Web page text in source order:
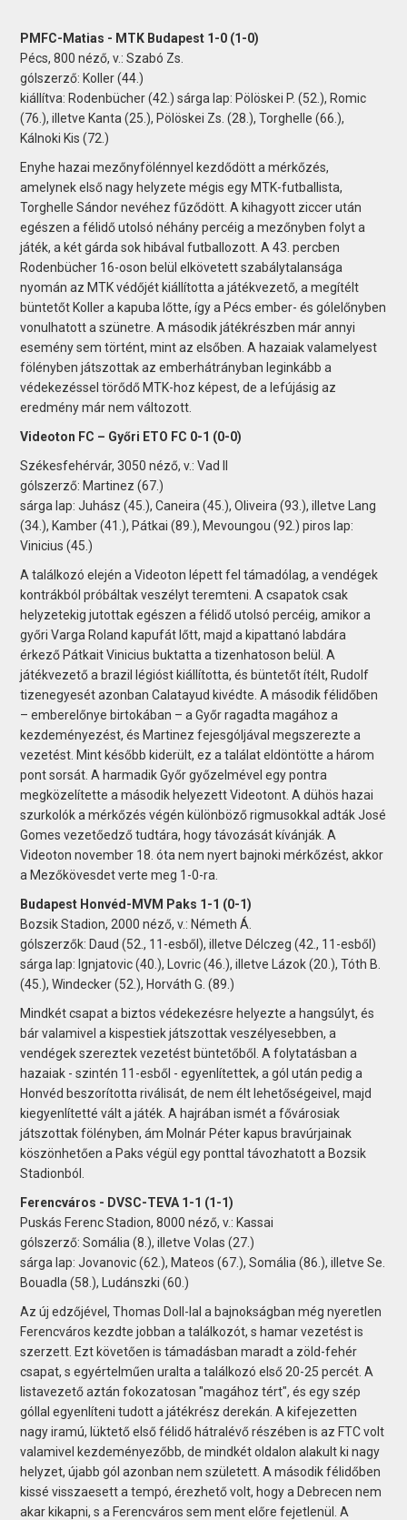
PMFC-Matias - MTK Budapest 1-0 (1-0)
Pécs, 800 néző, v.: Szabó Zs.
gólszerző: Koller (44.)
kiállítva: Rodenbücher (42.) sárga lap: Pölöskei P. (52.), Romic
(76.), illetve Kanta (25.), Pölöskei Zs. (28.), Torghelle (66.),
Kálnoki Kis (72.)
Enyhe hazai mezőnyfölénnyel kezdődött a mérkőzés,
amelynek első nagy helyzete mégis egy MTK-futballista,
Torghelle Sándor nevéhez fűződött. A kihagyott ziccer után
egészen a félidő utolsó néhány percéig a mezőnyben folyt a
játék, a két gárda sok hibával futballozott. A 43. percben
Rodenbücher 16-oson belül elkövetett szabálytalansága
nyomán az MTK védőjét kiállította a játékvezető, a megítélt
büntetőt Koller a kapuba lőtte, így a Pécs ember- és gólelőnyben
vonulhatott a szünetre. A második játékrészben már annyi
esemény sem történt, mint az elsőben. A hazaiak valamelyest
fölényben játszottak az emberhátrányban leginkább a
védekezéssel törődő MTK-hoz képest, de a lefújásig az
eredmény már nem változott.
Videoton FC – Győri ETO FC 0-1 (0-0)
Székesfehérvár, 3050 néző, v.: Vad II
gólszerző: Martinez (67.)
sárga lap: Juhász (45.), Caneira (45.), Oliveira (93.), illetve Lang
(34.), Kamber (41.), Pátkai (89.), Mevoungou (92.) piros lap:
Vinicius (45.)
A találkozó elején a Videoton lépett fel támadólag, a vendégek
kontrákból próbáltak veszélyt teremteni. A csapatok csak
helyzetekig jutottak egészen a félidő utolsó percéig, amikor a
győri Varga Roland kapufát lőtt, majd a kipattanó labdára
érkező Pátkait Vinicius buktatta a tizenhatoson belül. A
játékvezető a brazil légióst kiállította, és büntetőt ítélt, Rudolf
tizenegyesét azonban Calatayud kivédte. A második félidőben
– emberelőnye birtokában – a Győr ragadta magához a
kezdeményezést, és Martinez fejesgóljával megszerezte a
vezetést. Mint később kiderült, ez a találat eldöntötte a három
pont sorsát. A harmadik Győr győzelmével egy pontra
megközelítette a második helyezett Videotont. A dühös hazai
szurkolók a mérkőzés végén különböző rigmusokkal adták José
Gomes vezetőedző tudtára, hogy távozását kívánják. A
Videoton november 18. óta nem nyert bajnoki mérkőzést, akkor
a Mezőkövesdet verte meg 1-0-ra.
Budapest Honvéd-MVM Paks 1-1 (0-1)
Bozsik Stadion, 2000 néző, v.: Németh Á.
gólszerzők: Daud (52., 11-esből), illetve Délczeg (42., 11-esből)
sárga lap: Ignjatovic (40.), Lovric (46.), illetve Lázok (20.), Tóth B.
(45.), Windecker (52.), Horváth G. (89.)
Mindkét csapat a biztos védekezésre helyezte a hangsúlyt, és
bár valamivel a kispestiek játszottak veszélyesebben, a
vendégek szereztek vezetést büntetőből. A folytatásban a
hazaiak - szintén 11-esből - egyenlítettek, a gól után pedig a
Honvéd beszorította riválisát, de nem élt lehetőségeivel, majd
kiegyenlítetté vált a játék. A hajrában ismét a fővárosiak
játszottak fölényben, ám Molnár Péter kapus bravúrjainak
köszönhetően a Paks végül egy ponttal távozhatott a Bozsik
Stadionból.
Ferencváros - DVSC-TEVA 1-1 (1-1)
Puskás Ferenc Stadion, 8000 néző, v.: Kassai
gólszerző: Somália (8.), illetve Volas (27.)
sárga lap: Jovanovic (62.), Mateos (67.), Somália (86.), illetve Se.
Bouadla (58.), Ludánszki (60.)
Az új edzőjével, Thomas Doll-lal a bajnokságban még nyeretlen
Ferencváros kezdte jobban a találkozót, s hamar vezetést is
szerzett. Ezt követően is támadásban maradt a zöld-fehér
csapat, s egyértelműen uralta a találkozó első 20-25 percét. A
listavezető aztán fokozatosan "magához tért", és egy szép
góllal egyenlíteni tudott a játékrész derekán. A kifejezetten
nagy iramú, lüktető első félidő hátralévő részében is az FTC volt
valamivel kezdeményezőbb, de mindkét oldalon alakult ki nagy
helyzet, újabb gól azonban nem született. A második félidőben
kissé visszaesett a tempó, érezhető volt, hogy a Debrecen nem
akar kikapni, s a Ferencváros sem ment előre fejetlenül. A